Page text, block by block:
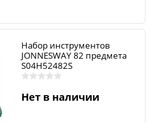
Набор инструментов
JONNESWAY 82 предмета
S04H52482S
Нет в наличии